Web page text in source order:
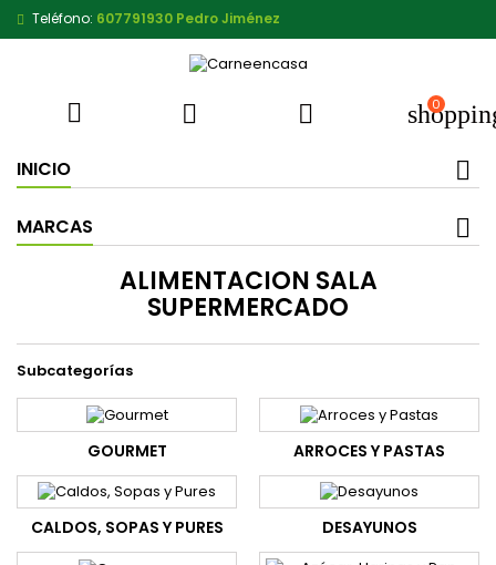
Teléfono: 607791930 Pedro Jiménez
   0
INICIO
MARCAS
ALIMENTACION SALA
SUPERMERCADO
Subcategorías
GOURMET ARROCES Y PASTAS
CALDOS, SOPAS Y PURES DESAYUNOS